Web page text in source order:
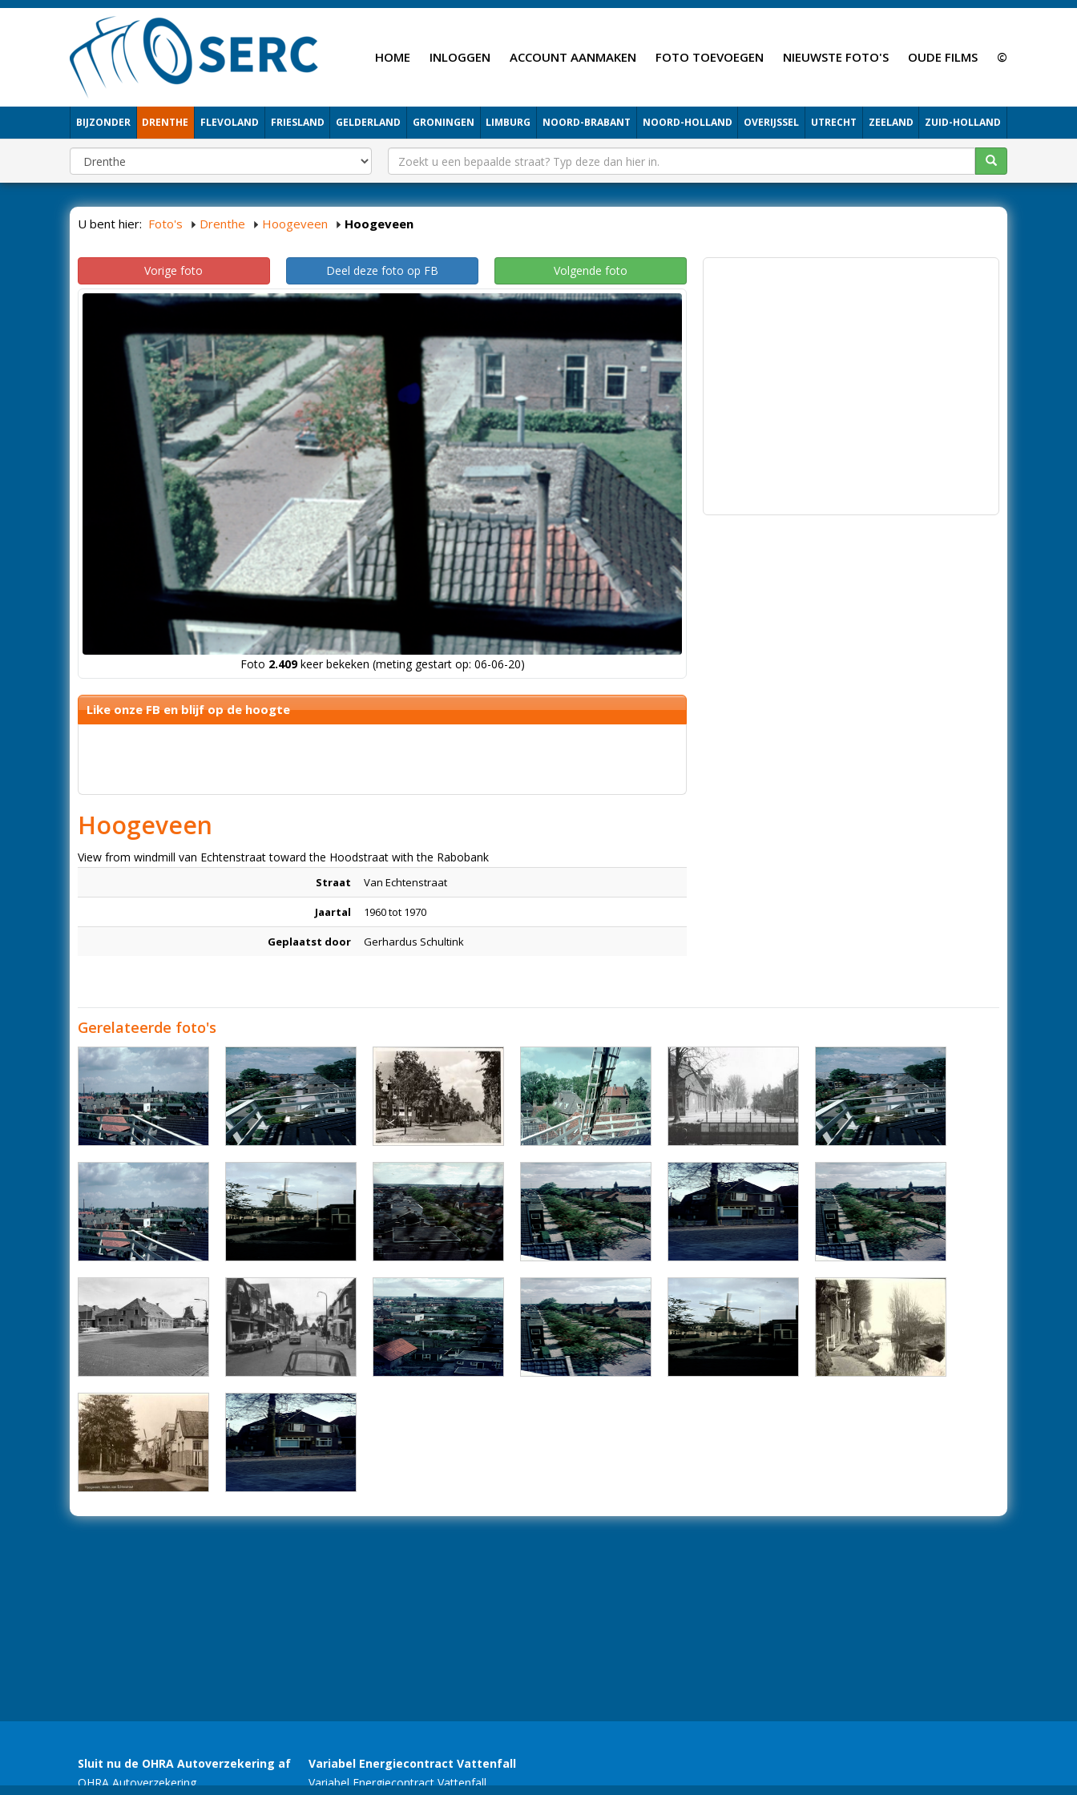
HOME INLOGGEN ACCOUNT AANMAKEN FOTO TOEVOEGEN NIEUWSTE FOTO'S OUDE FILMS ©
BIJZONDER DRENTHE FLEVOLAND FRIESLAND GELDERLAND GRONINGEN LIMBURG NOORD-BRABANT NOORD-HOLLAND OVERIJSSEL UTRECHT ZEELAND ZUID-HOLLAND
U bent hier: Foto's Drenthe Hoogeveen Hoogeveen
Vorige foto Deel deze foto op FB Volgende foto
Foto 2.409keer bekeken (meting gestart op: 06-06-20)
Like onze FB en blijf op de hoogte
Hoogeveen
View from windmill van Echtenstraat toward the Hoodstraat with the Rabobank
Straat Van Echtenstraat
Jaartal 1960 tot 1970
Geplaatst door Gerhardus Schultink
Gerelateerde foto's